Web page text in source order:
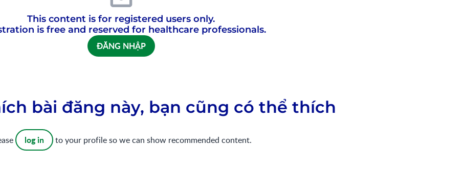
This content is for registered users only.
is free and reserved for healthcare professionals.
ĐĂNG NHẬP
bài đăng này, bạn cũng có thể thích
log in to your profile so we can show recommended content.